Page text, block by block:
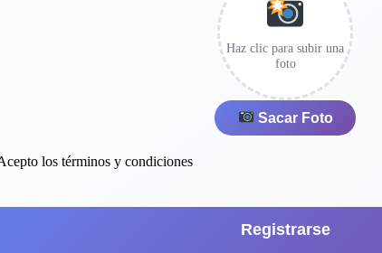
Haz clic para subir una
foto
Sacar Foto
los términos y condiciones
Registrarse